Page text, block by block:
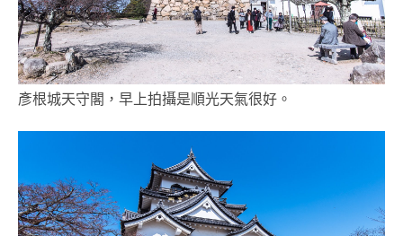
彥根城天守閣，早上拍攝是順光天氣很好。